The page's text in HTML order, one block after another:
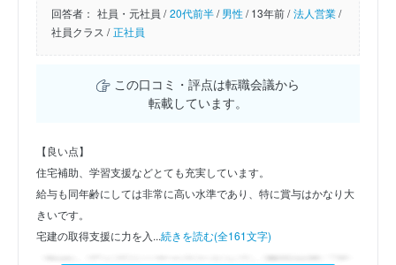
回答者： 社員・元社員 / 20代前半/男性/13年前 / 法人営業/
社員クラス / 正社員
この口コミ・評点は転職会議から
転載しています。
【良い点】
住宅補助、学習支援などとても充実しています。
給与も同年齢にしては非常に高い水準であり、特に賞与はかなり大
きいです。
宅建の取得支援に力を入...続きを読む(全161文字)